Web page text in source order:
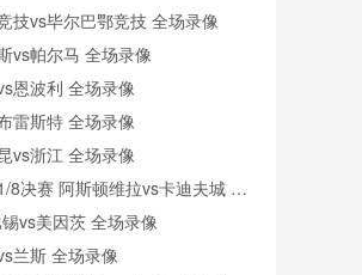
像
技vs毕尔巴鄂竞技 全场录像
vs帕尔马 全场录像
恩波利 全场录像
雷斯特 全场录像
vs浙江 全场录像
8决赛 阿斯顿维拉vs卡迪夫城 全
vs美因茨 全场录像
兰斯 全场录像